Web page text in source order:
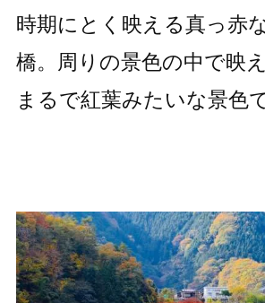
時期にとく映える真っ赤
橋。周りの景色の中で映
まるで紅葉みたいな景色